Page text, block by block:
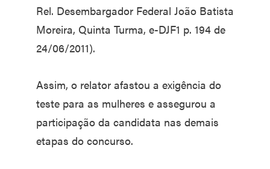
Rel. Desembargador Federal João Batista
Moreira, Quinta Turma, e-DJF1 p. 194 de
24/06/2011).
Assim, o relator afastou a exigência do
teste para as mulheres e assegurou a
participação da candidata nas demais
etapas do concurso.